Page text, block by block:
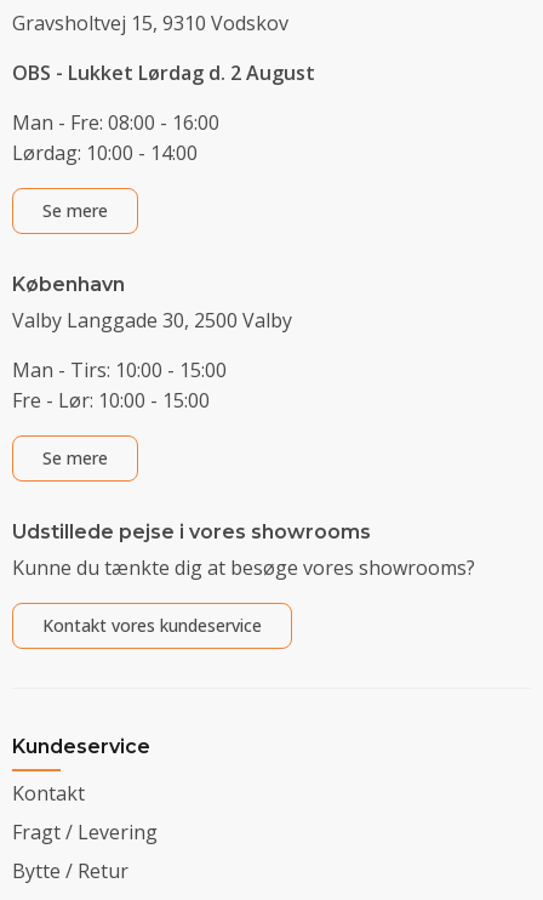
Gravsholtvej 15, 9310 Vodskov
OBS - Lukket Lørdag d. 2 August
Man - Fre: 08:00 - 16:00
Lørdag: 10:00 - 14:00
Se mere
København
Valby Langgade 30, 2500 Valby
Man - Tirs: 10:00 - 15:00
Fre - Lør: 10:00 - 15:00
Se mere
Udstillede pejse i vores showrooms
Kunne du tænkte dig at besøge vores showrooms?
Kontakt vores kundeservice
Kundeservice
Kontakt
Fragt / Levering
Bytte / Retur